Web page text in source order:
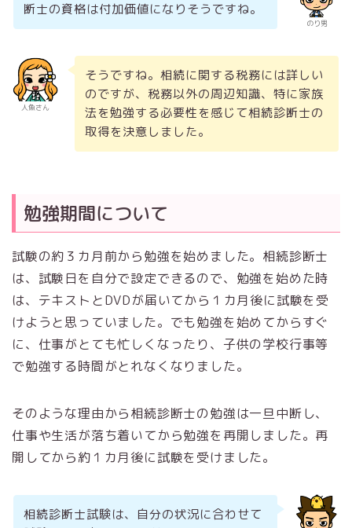
のり男
断士の資格は付加価値になりそうですね。
人魚さん
そうですね。相続に関する税務には詳しい
のですが、税務以外の周辺知識、特に家族
法を勉強する必要性を感じて相続診断士の
取得を決意しました。
勉強期間について
試験の約３カ月前から勉強を始めました。相続診断士
は、試験日を自分で設定できるので、勉強を始めた時
は、テキストとDVDが届いてから１カ月後に試験を受
けようと思っていました。でも勉強を始めてからすぐ
に、仕事がとても忙しくなったり、子供の学校行事等
で勉強する時間がとれなくなりました。
そのような理由から相続診断士の勉強は一旦中断し、
仕事や生活が落ち着いてから勉強を再開しました。再
開してから約１カ月後に試験を受けました。
相続診断士試験は、自分の状況に合わせて